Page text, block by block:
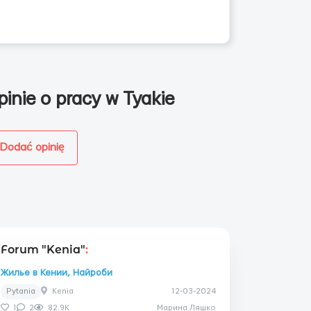
o pracy w Tyakie
Dodać opinię
Forum "Kenia":
Жилье в Кении, Найроби
Pytania Kenia 12-03-2024
1 2 82.9K Марина Ляшко